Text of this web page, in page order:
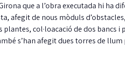
que a l’obra executada hi ha
afegit de nous mòduls
plantes, col·loacació de dos bancs
s’han afegit dues torres de